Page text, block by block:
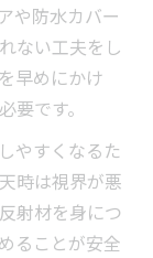
や防水カバー
ない工夫をし
早めにかけ
要です。
やすくなるた
時は視界が悪
射材を身につ
ることが安全